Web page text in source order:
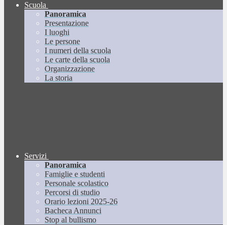
Scuola
Panoramica
Presentazione
I luoghi
Le persone
I numeri della scuola
Le carte della scuola
Organizzazione
La storia
Servizi
Panoramica
Famiglie e studenti
Personale scolastico
Percorsi di studio
Orario lezioni 2025-26
Bacheca Annunci
Stop al bullismo